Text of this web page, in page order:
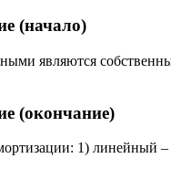
(начало)
являются
(окончание)
1) линейный